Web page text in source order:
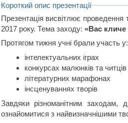
Короткий опис презентації
Презентація висвітлює проведення
2017 року. Тема заходу: «Вас кличе
Протягом тижня учні брали участь у:
інтелектуальних іграх
конкурсах малюнків та читців
літературних марафонах
інсценуваннях творів
Завдяки різноманітним заходам,
ознайомитися з найвизначнішими